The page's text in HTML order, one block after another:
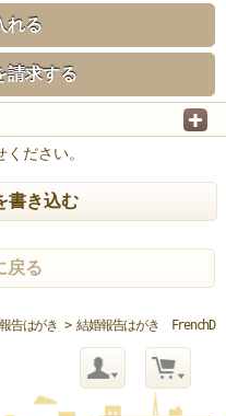
れる
請求する
ださい。
書き込む
戻る
告はがき > 結婚報告はがき FrenchD